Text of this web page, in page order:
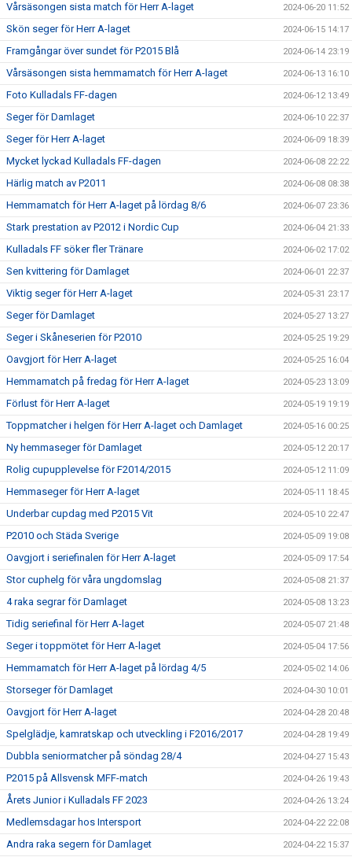
Vårsäsongen sista match för Herr A-laget 2024-06-20 11:52
Skön seger för Herr A-laget 2024-06-15 14:17
Framgångar över sundet för P2015 Blå 2024-06-14 23:19
Vårsäsongen sista hemmamatch för Herr A-laget 2024-06-13 16:10
Foto Kulladals FF-dagen 2024-06-12 13:49
Seger för Damlaget 2024-06-10 22:37
Seger för Herr A-laget 2024-06-09 18:39
Mycket lyckad Kulladals FF-dagen 2024-06-08 22:22
Härlig match av P2011 2024-06-08 08:38
Hemmamatch för Herr A-laget på lördag 8/6 2024-06-07 23:36
Stark prestation av P2012 i Nordic Cup 2024-06-04 21:33
Kulladals FF söker fler Tränare 2024-06-02 17:02
Sen kvittering för Damlaget 2024-06-01 22:37
Viktig seger för Herr A-laget 2024-05-31 23:17
Seger för Damlaget 2024-05-27 13:27
Seger i Skåneserien för P2010 2024-05-25 19:29
Oavgjort för Herr A-laget 2024-05-25 16:04
Hemmamatch på fredag för Herr A-laget 2024-05-23 13:09
Förlust för Herr A-laget 2024-05-19 19:19
Toppmatcher i helgen för Herr A-laget och Damlaget 2024-05-16 00:25
Ny hemmaseger för Damlaget 2024-05-12 20:17
Rolig cupupplevelse för F2014/2015 2024-05-12 11:09
Hemmaseger för Herr A-laget 2024-05-11 18:45
Underbar cupdag med P2015 Vit 2024-05-10 22:47
P2010 och Städa Sverige 2024-05-09 19:08
Oavgjort i seriefinalen för Herr A-laget 2024-05-09 17:54
Stor cuphelg för våra ungdomslag 2024-05-08 21:37
4 raka segrar för Damlaget 2024-05-08 13:23
Tidig seriefinal för Herr A-laget 2024-05-07 21:48
Seger i toppmötet för Herr A-laget 2024-05-04 17:56
Hemmamatch för Herr A-laget på lördag 4/5 2024-05-02 14:06
Storseger för Damlaget 2024-04-30 10:01
Oavgjort för Herr A-laget 2024-04-28 20:48
Spelglädje, kamratskap och utveckling i F2016/2017 2024-04-28 19:49
Dubbla seniormatcher på söndag 28/4 2024-04-27 15:43
P2015 på Allsvensk MFF-match 2024-04-26 19:43
Årets Junior i Kulladals FF 2023 2024-04-26 13:24
Medlemsdagar hos Intersport 2024-04-22 22:08
Andra raka segern för Damlaget 2024-04-22 15:37